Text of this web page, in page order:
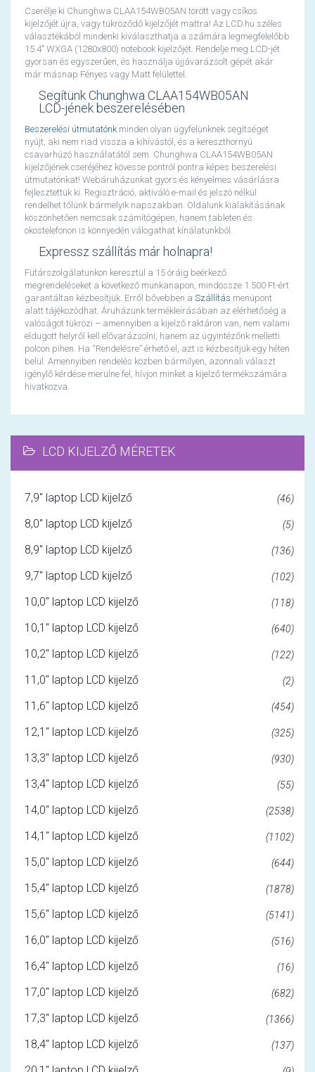
Cserélje ki Chunghwa CLAA154WB05AN törött vagy csíkos
kijelzőjét újra, vagy tükröződő kijelzőjét mattra! Az LCD.hu széles
választékából mindenki kiválaszthatja a számára legmegfelelőbb
15.4" WXGA (1280x800) notebook kijelzőjét. Rendelje meg LCD-jét
gyorsan és egyszerűen, és használja újjávarázsolt gépét akár
már másnap Fényes vagy Matt felülettel.
Segítünk Chunghwa CLAA154WB05AN
LCD-jének beszerelésében
Beszerelési útmutatónkminden olyan ügyfelünknek segítséget
nyújt, aki nem riad vissza a kihívástól, és a kereszthornyú
csavarhúzó használatától sem. Chunghwa CLAA154WB05AN
kijelzőjének cseréjéhez kövesse pontról pontra képes beszerelési
útmutatónkat! Webáruházunkat gyors és kényelmes vásárlásra
fejlesztettük ki. Regisztráció, aktiváló e-mail és jelszó nélkül
rendelhet tőlünk bármelyik napszakban. Oldalunk kialakításának
köszönhetően nemcsak számítógépen, hanem tableten és
okostelefonon is könnyedén válogathat kínálatunkból.
Expressz szállítás már holnapra!
Futárszolgálatunkon keresztül a 15 óráig beérkező
megrendeléseket a következő munkanapon, mindössze 1.500 Ft-ért
garantáltan kézbesítjük. Erről bővebben a Szállítás menüpont
alatt tájékozódhat. Áruházunk termékleírásában az elérhetőség a
valóságot tükrözi – amennyiben a kijelző raktáron van, nem valami
eldugott helyről kell elővarázsolni, hanem az ügyintézőnk melletti
polcon pihen. Ha “Rendelésre” érhető el, azt is kézbesítjük egy héten
belül. Amennyiben rendelés közben bármilyen, azonnali választ
igénylő kérdése merülne fel, hívjon minket a kijelző termékszámára
hivatkozva.
LCD KIJELZŐ MÉRETEK
7,9" laptop LCD kijelző (46)
8,0" laptop LCD kijelző (5)
8,9" laptop LCD kijelző (136)
9,7" laptop LCD kijelző (102)
10,0" laptop LCD kijelző (118)
10,1" laptop LCD kijelző (640)
10,2" laptop LCD kijelző (122)
11,0" laptop LCD kijelző (2)
11,6" laptop LCD kijelző (454)
12,1" laptop LCD kijelző (325)
13,3" laptop LCD kijelző (930)
13,4" laptop LCD kijelző (55)
14,0" laptop LCD kijelző (2538)
14,1" laptop LCD kijelző (1102)
15,0" laptop LCD kijelző (644)
15,4" laptop LCD kijelző (1878)
15,6" laptop LCD kijelző (5141)
16,0" laptop LCD kijelző (516)
16,4" laptop LCD kijelző (16)
17,0" laptop LCD kijelző (682)
17,3" laptop LCD kijelző (1366)
18,4" laptop LCD kijelző (137)